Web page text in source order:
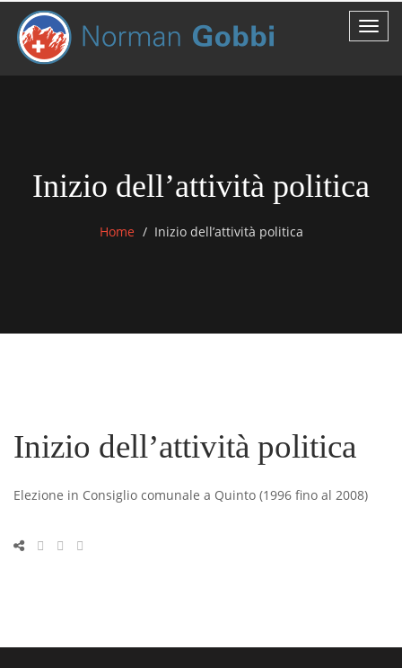
Inizio dell’attività politica
Home Inizio dell’attività politica
Inizio dell’attività politica
Elezione in Consiglio comunale a Quinto (1996 fino al 2008)